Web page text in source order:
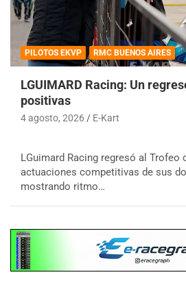
PILOTOS EKVP RMC BUENOS AIRES
LGUIMARD Racing: Un
positivas
4 agosto, 2026 E-Kart
LGuimard Racing regresó al Trofeo
actuaciones competitivas de sus
mostrando ritmo…